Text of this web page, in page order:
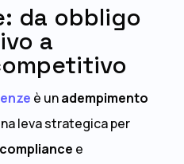
da obbligo
a
è unadempimento
leva strategica per
compliance e